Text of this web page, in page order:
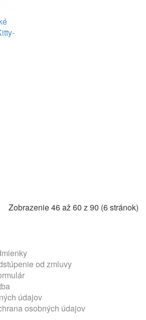
Zobrazenie 46 až 60 z 90 (6 stránok)
od zmluvy
údajov
osobných údajov